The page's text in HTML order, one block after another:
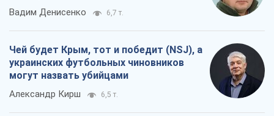
Вадим Денисенко 6,7 т.
Чей будет Крым, тот и победит (NSJ), а
украинских футбольных чиновников
могут назвать убийцами
Александр Кирш 6,5 т.